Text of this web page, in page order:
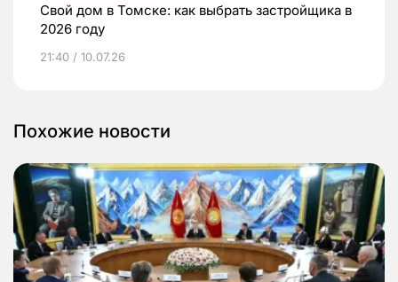
Свой дом в Томске: как выбрать застройщика в
2026 году
21:40 / 10.07.26
Похожие новости